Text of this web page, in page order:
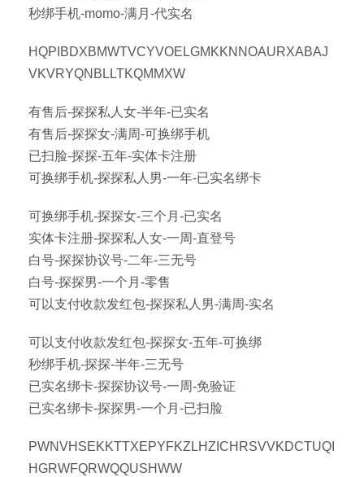
秒绑手机-momo-满月-代实名
HQPIBDXBMWTVCYVOELGMKKNNOAURXABAJ
VKVRYQNBLLTKQMMXW
有售后-探探私人女-半年-已实名
有售后-探探女-满周-可换绑手机
已扫脸-探探-五年-实体卡注册
可换绑手机-探探私人男-一年-已实名绑卡
可换绑手机-探探女-三个月-已实名
实体卡注册-探探私人女-一周-直登号
白号-探探协议号-二年-三无号
白号-探探男-一个月-零售
可以支付收款发红包-探探私人男-满周-实名
可以支付收款发红包-探探女-五年-可换绑
秒绑手机-探探-半年-三无号
已实名绑卡-探探协议号-一周-免验证
已实名绑卡-探探男-一个月-已扫脸
PWNVHSEKKTTXEPYFKZLHZICHRSVVKDCTUQI
HGRWFQRWQQUSHWW